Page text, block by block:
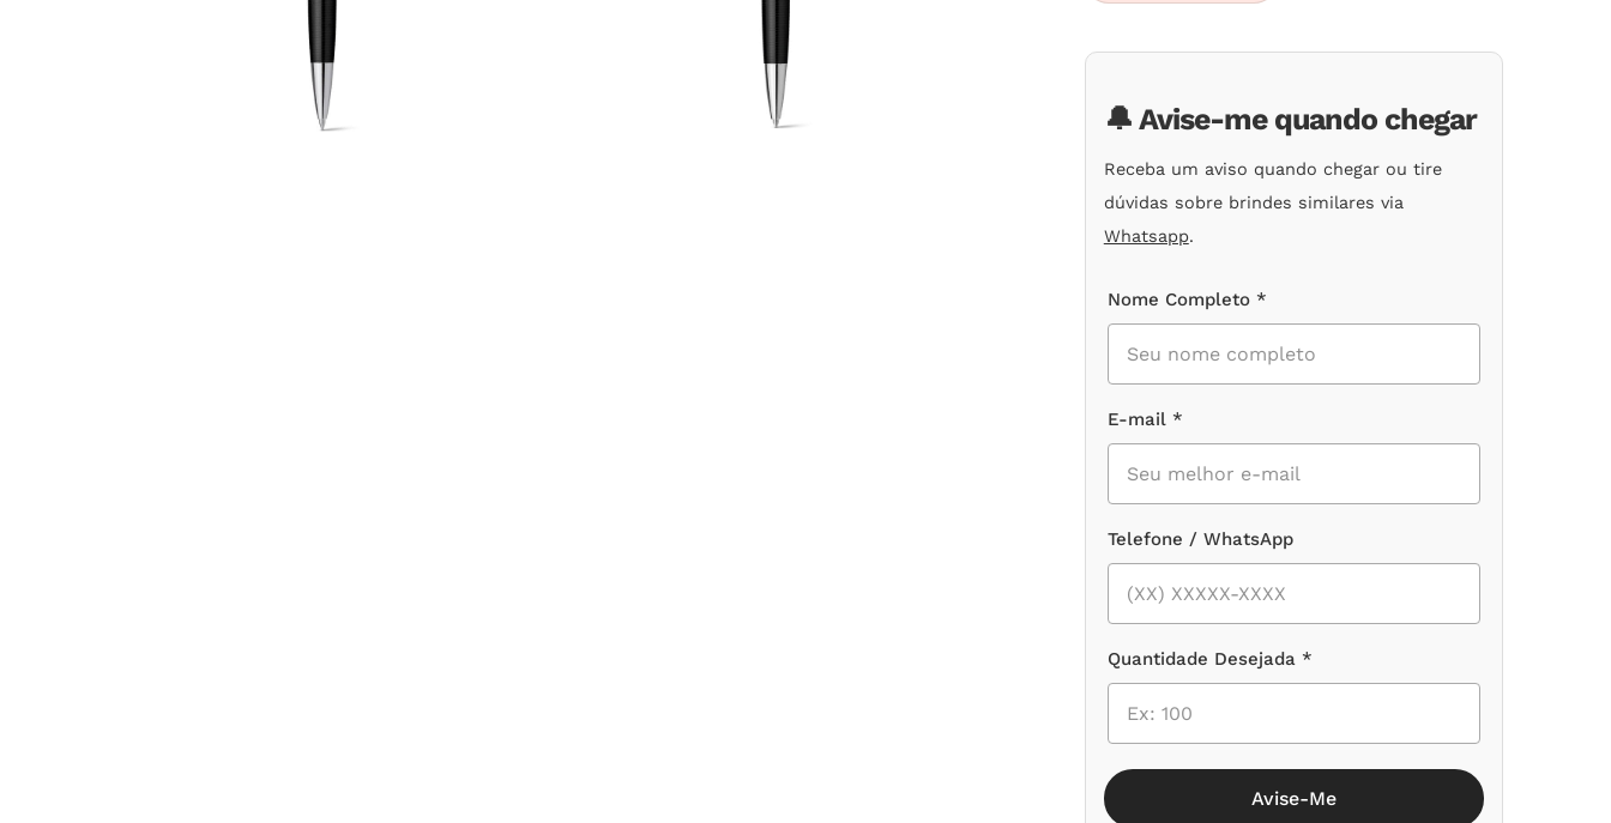
em
clientes
🔔 Avise-me quando chegar
Receba um aviso quando chegar ou tire
dúvidas sobre brindes similares via
Whatsapp.
Nome Completo *
E-mail *
Telefone / WhatsApp
Quantidade Desejada *
Avise-Me